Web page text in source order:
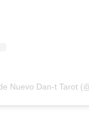
Nuevo Dan-t Tarot